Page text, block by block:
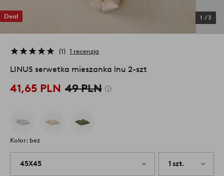
Deal 1 /3
1 1 recenzja
LINUS serwetka mieszanka lnu 2-szt
41,65 PLN 49 PLN
Kolor: beż
45X45 1 szt.